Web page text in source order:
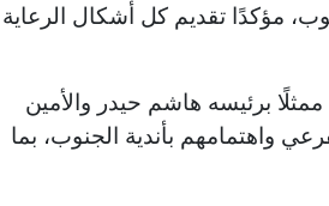
مؤكدًا تقديم كل أشكال الرعاية
برئيسه هاشم حيدر والأمين
واهتمامهم بأندية الجنوب، بما